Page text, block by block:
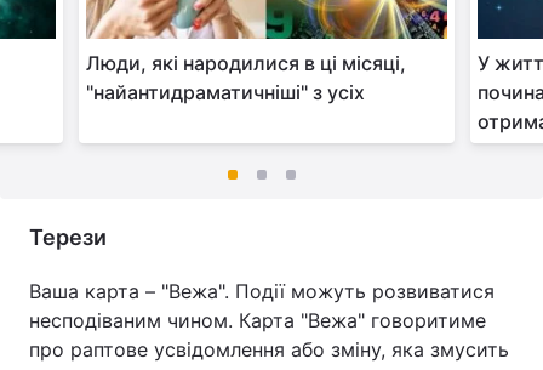
Люди, які народилися в ці місяці,
"найантидраматичніші" з усіх
У
Терези
Ваша карта – "Вежа". Події можуть розвиватися
несподіваним чином. Карта "Вежа" говоритиме
про раптове усвідомлення або зміну, яка змусить